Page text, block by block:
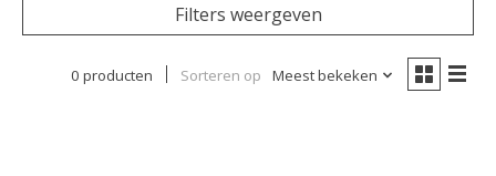
Filters weergeven
0 producten Sorteren op Meest bekeken